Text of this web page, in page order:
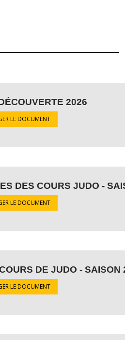
2026
LE DOCUMENT
DES COURS JUDO -
LE DOCUMENT
DE JUDO - SAISON
LE DOCUMENT